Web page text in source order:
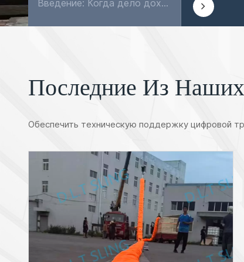
Введение: Когда дело доходит до крепления и транспортировки грузов, немногие инструменты могут быть столь же универсальными и надежными, как ремни с храповым механизмом. Эти простые, но мощные ремни ш...
Последние Из
Обеспечить техническую поддержку цифровой